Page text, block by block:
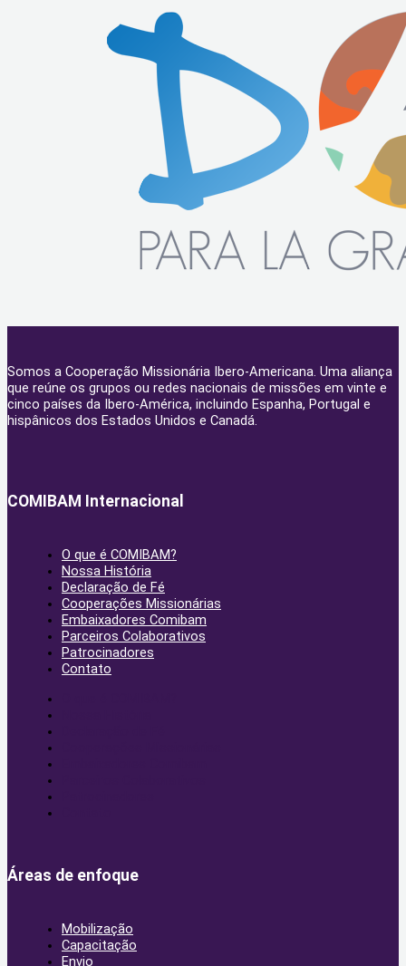
Somos a Cooperação Missionária Ibero-Americana. Uma aliança
que reúne os grupos ou redes nacionais de missões em vinte e
cinco países da Ibero-América, incluindo Espanha, Portugal e
hispânicos dos Estados Unidos e Canadá.
COMIBAM Internacional
O que é COMIBAM?
Nossa História
Declaração de Fé
Cooperações Missionárias
Embaixadores Comibam
Parceiros Colaborativos
Patrocinadores
Contato
Áreas de enfoque
Mobilização
Capacitação
Envio